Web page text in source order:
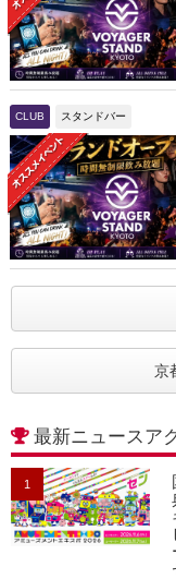
CLUB スタンドバー
京
最新ニュースア
1